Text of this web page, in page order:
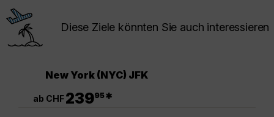
Diese Ziele könnten Sie auch interessieren
New York (NYC) JFK
ab CHF23995*